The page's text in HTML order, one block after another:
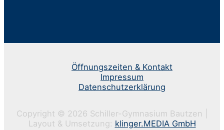
Öffnungszeiten & Kontakt
Impressum
Datenschutzerklärung
Copyright © 2026 Schiller-Gymnasium Bautzen |
Layout & Umsetzung: klinger.MEDIA GmbH